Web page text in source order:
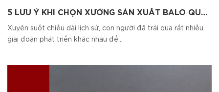
5 LƯU Ý KHI CHỌN XƯỞNG SẢN XUẤT BALO QUÀ
Xuyên suốt chiều dài lịch sử, con người đã trải qua rất nhiều
giai đoạn phát triển khác nhau để...